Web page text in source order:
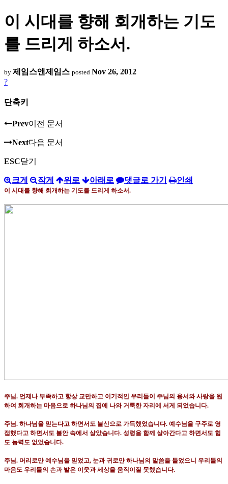
이 시대를 향해 회개하는 기도
를 드리게 하소서.
by 제임스앤제임스 posted Nov 26, 2012
?
단축키
Prev이전 문서
Next다음 문서
ESC닫기
크게 작게 위로 아래로 댓글로 가기 인쇄
이 시대를 향해 회개하는 기도를 드리게 하소서.
주님. 언제나 부족하고 항상 교만하고 이기적인 우리들이 주님의 용서와 사랑을 원
하여 회개하는 마음으로 하나님의 집에 나와 거룩한 자리에 서게 되었습니다.
주님. 하나님을 믿는다고 하면서도 불신으로 가득했었습니다. 예수님을 구주로 영
접했다고 하면서도 불안 속에서 살았습니다. 성령을 함께 살아간다고 하면서도 힘
도 능력도 없었습니다.
주님. 머리로만 예수님을 믿었고, 눈과 귀로만 하나님의 말씀을 들었으니 우리들의
마음도 우리들의 손과 발은 이웃과 세상을 움직이질 못했습니다.